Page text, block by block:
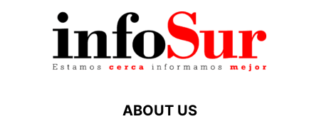
ABOUT US